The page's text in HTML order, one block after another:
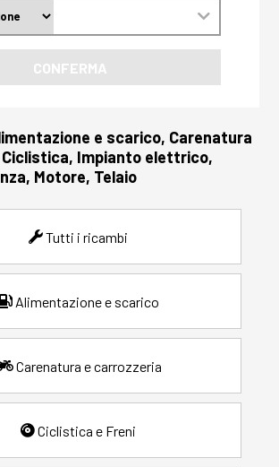
CONFERMA
e scarico, Carenatura
Impianto elettrico,
Motore, Telaio
Tutti i ricambi
Alimentazione e scarico
Carenatura e carrozzeria
Ciclistica e Freni